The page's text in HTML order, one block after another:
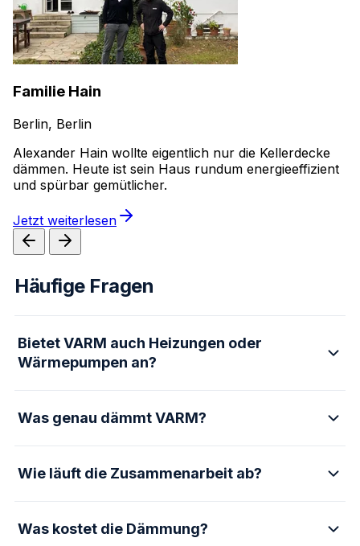
Familie Hain
Berlin, Berlin
Alexander Hain wollte eigentlich nur die Kellerdecke
dämmen. Heute ist sein Haus rundum energieeffizient
und spürbar gemütlicher.
Jetzt weiterlesen
Häufige Fragen
Bietet VARM auch Heizungen oder
Wärmepumpen an?
Was genau dämmt VARM?
Wie läuft die Zusammenarbeit ab?
Was kostet die Dämmung?